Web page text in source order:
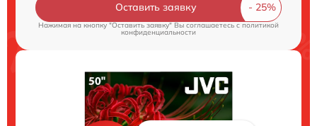
Оставить заявку
Нажимая на кнопку "Оставить заявку" Вы соглашаетесь cполитикой
конфиденциальности